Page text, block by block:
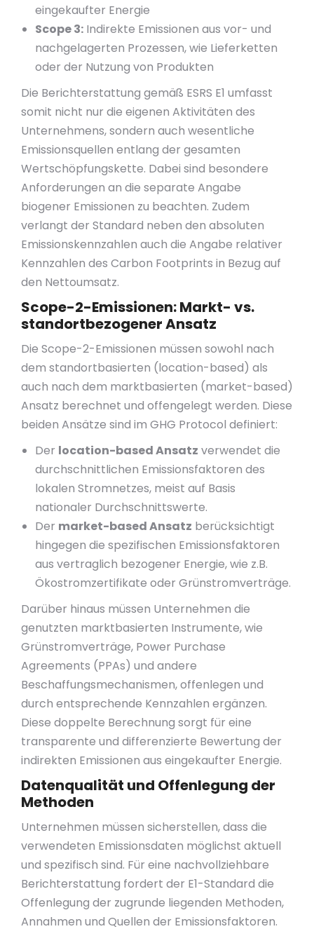
eingekaufter Energie
Scope 3: Indirekte Emissionen aus vor- und
nachgelagerten Prozessen, wie Lieferketten
oder der Nutzung von Produkten
Die Berichterstattung gemäß ESRS E1 umfasst
somit nicht nur die eigenen Aktivitäten des
Unternehmens, sondern auch wesentliche
Emissionsquellen entlang der gesamten
Wertschöpfungskette. Dabei sind besondere
Anforderungen an die separate Angabe
biogener Emissionen zu beachten. Zudem
verlangt der Standard neben den absoluten
Emissionskennzahlen auch die Angabe relativer
Kennzahlen des Carbon Footprints in Bezug auf
den Nettoumsatz.
Scope-2-Emissionen: Markt- vs.
standortbezogener Ansatz
Die Scope-2-Emissionen müssen sowohl nach
dem standortbasierten (location-based) als
auch nach dem marktbasierten (market-based)
Ansatz berechnet und offengelegt werden. Diese
beiden Ansätze sind im GHG Protocol definiert:
Der location-based Ansatz verwendet die
durchschnittlichen Emissionsfaktoren des
lokalen Stromnetzes, meist auf Basis
nationaler Durchschnittswerte.
Der market-based Ansatz berücksichtigt
hingegen die spezifischen Emissionsfaktoren
aus vertraglich bezogener Energie, wie z.B.
Ökostromzertifikate oder Grünstromverträge.
Darüber hinaus müssen Unternehmen die
genutzten marktbasierten Instrumente, wie
Grünstromverträge, Power Purchase
Agreements (PPAs) und andere
Beschaffungsmechanismen, offenlegen und
durch entsprechende Kennzahlen ergänzen.
Diese doppelte Berechnung sorgt für eine
transparente und differenzierte Bewertung der
indirekten Emissionen aus eingekaufter Energie.
Datenqualität und Offenlegung der
Methoden
Unternehmen müssen sicherstellen, dass die
verwendeten Emissionsdaten möglichst aktuell
und spezifisch sind. Für eine nachvollziehbare
Berichterstattung fordert der E1-Standard die
Offenlegung der zugrunde liegenden Methoden,
Annahmen und Quellen der Emissionsfaktoren.